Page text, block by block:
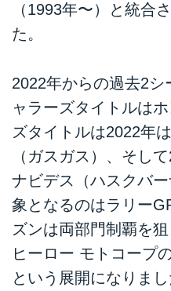
（1993年〜）と統合
た。
2022年からの過去2
ャラーズタイトルは
ズタイトルは2022年
（ガスガス）、そし
ナビデス（ハスクバ
象となるのはラリー
ズンは両部門制覇を
ヒーロー モトコープ
という展開になりまし